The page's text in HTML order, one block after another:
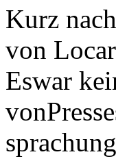
Kurz
von
Eswar